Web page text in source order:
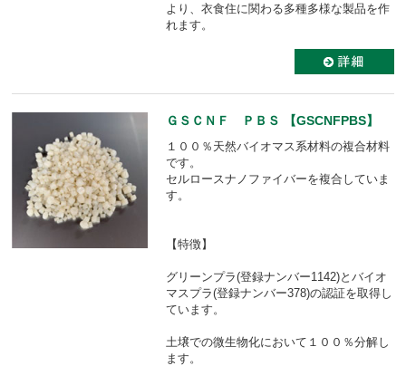
より、衣食住に関わる多種多様な製品を作
れます。
ＧＳＣＮＦ ＰＢＳ 【GSCNFPBS】
１００％天然バイオマス系材料の複合材料
です。
セルロースナノファイバーを複合していま
す。
【特徴】
グリーンプラ(登録ナンバー1142)とバイオ
マスプラ(登録ナンバー378)の認証を取得し
ています。
土壌での微生物化において１００％分解し
ます。